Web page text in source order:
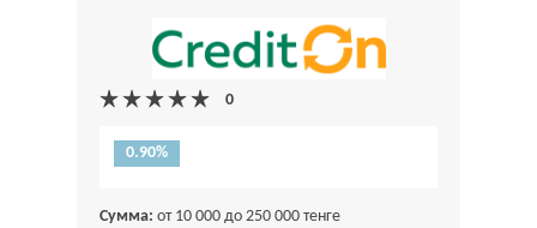
0.90%
Сумма: от 10 000 до 250 000 тенге